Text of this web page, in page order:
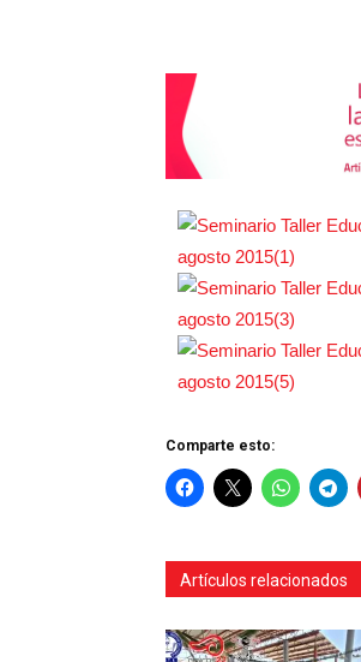
Comparte esto:
Artículos relacionados